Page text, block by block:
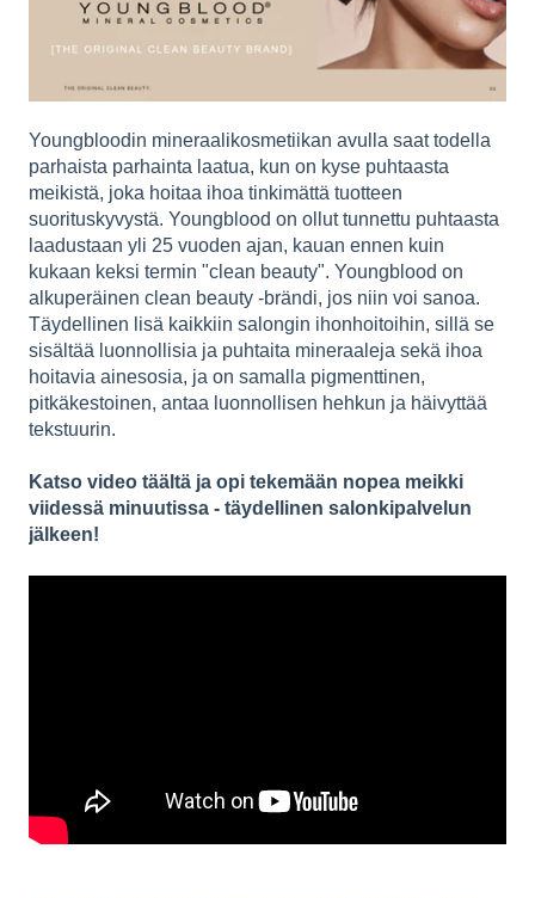
Youngbloodin mineraalikosmetiikan avulla saat todella
parhaista parhainta laatua, kun on kyse puhtaasta
meikistä, joka hoitaa ihoa tinkimättä tuotteen
suorituskyvystä. Youngblood on ollut tunnettu puhtaasta
laadustaan yli 25 vuoden ajan, kauan ennen kuin
kukaan keksi termin "clean beauty". Youngblood on
alkuperäinen clean beauty -brändi, jos niin voi sanoa.
Täydellinen lisä kaikkiin salongin ihonhoitoihin, sillä se
sisältää luonnollisia ja puhtaita mineraaleja sekä ihoa
hoitavia ainesosia, ja on samalla pigmenttinen,
pitkäkestoinen, antaa luonnollisen hehkun ja häivyttää
tekstuurin.
Katso video täältä ja opi tekemään nopea meikki
viidessä minuutissa - täydellinen salonkipalvelun
jälkeen!